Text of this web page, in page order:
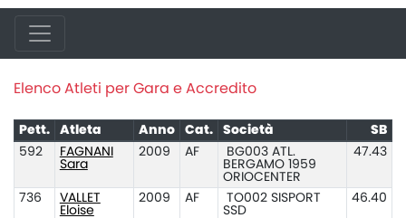
Elenco Atleti per Gara e Accredito
Pett. Atleta Anno Cat. Società
SB
592
FAGNANI
Sara
2009 AF
BG003 ATL.
BERGAMO 1959
ORIOCENTER
47.43
736
VALLET
Eloise
2009 AF
TO002 SISPORT
SSD
46.40